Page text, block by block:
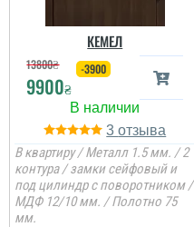
КЕМЕЛ
13800₴
9900₴
-3900
3
В квартиру / Металл 1.5 мм. / 2
контура / замки сейфовый и
под цилиндр с поворотником /
МДФ 12/10 мм. / Полотно 75
мм.